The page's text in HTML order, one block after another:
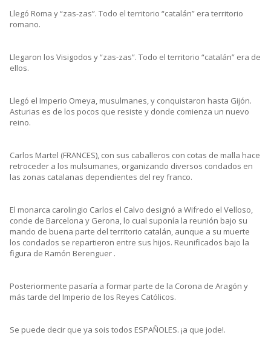
Llegó Roma y “zas-zas”. Todo el territorio “catalán” era territorio
romano.
Llegaron los Visigodos y “zas-zas”. Todo el territorio “catalán” era de
ellos.
Llegó el Imperio Omeya, musulmanes, y conquistaron hasta Gijón.
Asturias es de los pocos que resiste y donde comienza un nuevo
reino.
Carlos Martel (FRANCES), con sus caballeros con cotas de malla hace
retroceder a los mulsumanes, organizando diversos condados en
las zonas catalanas dependientes del rey franco.
El monarca carolingio Carlos el Calvo designó a Wifredo el Velloso,
conde de Barcelona y Gerona, lo cual suponía la reunión bajo su
mando de buena parte del territorio catalán, aunque a su muerte
los condados se repartieron entre sus hijos. Reunificados bajo la
figura de Ramón Berenguer .
Posteriormente pasaría a formar parte de la Corona de Aragón y
más tarde del Imperio de los Reyes Católicos.
Se puede decir que ya sois todos ESPAÑOLES. ¡a que jode!.